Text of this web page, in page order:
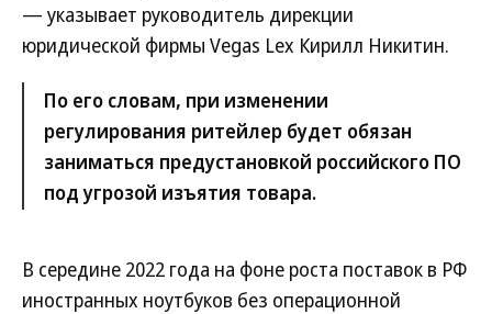
— указывает руководитель дирекции
юридической фирмы Vegas Lex Кирилл Никитин.
По его словам, при изменении
регулирования ритейлер будет обязан
заниматься предустановкой российского ПО
под угрозой изъятия товара.
В середине 2022 года на фоне роста поставок в РФ
иностранных ноутбуков без операционной